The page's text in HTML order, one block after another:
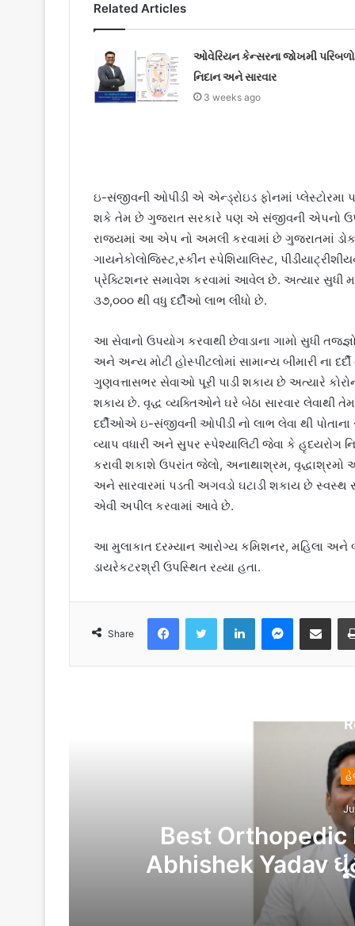
Related Articles
ઓવેરિયન કેન્સરના જોખમી
નિદાન અને સારવાર
3 weeks ago
ઇ-સંજીવની ઓપીડી એ એન્ડ્રોઇડ ફોનમાં
શકે તેમ છે ગુજરાત સરકારે પણ એ સંજીવની એપનો
રાજ્યમાં આ એપ નો અમલી કરવામાં છે ગુજરાતમાં
ગાયનેકોલોજિસ્ટ,સ્કીન સ્પેશિયાલિસ્ટ,
પ્રેક્ટિશનર સમાવેશ કરવામાં આવેલ છે. અત્યાર સુધી
૩૭,૦૦૦ થી વધુ દર્દીઓ લાભ લીધો છે.
આ સેવાનો ઉપયોગ કરવાથી છેવાડાના ગામો સુધી
અને અન્ય મોટી હોસ્પીટલોમાં સામાન્ય બીમારી
ગુણવત્તાસભર સેવાઓ પૂરી પાડી શકાય છે અત્યારે
શકાય છે. વૃદ્ધ વ્યક્તિઓને ઘરે બેઠા સારવાર લેવાથી
દર્દીઓએ ઇ-સંજીવની ઓપીડી નો લાભ લેવા થી
વ્યાપ વધારી અને સુપર સ્પેશ્યાલિટી જેવા કે હૃદયરોગ
કરાવી શકાશે ઉપરાંત જેલો, અનાથાશ્રમ,
અને સારવારમાં પડતી અગવડો ઘટાડી શકાય છે સ્વસ્થ
એવી અપીલ કરવામાં આવે છે.
આ મુલાકાત દરમ્યાન આરોગ્ય કમિશનર, મહિલા
ડાયરેકટરશ્રી ઉપસ્થિત રહ્યા હતા.
Share
Best Orthopedic
Abhishek Yadav